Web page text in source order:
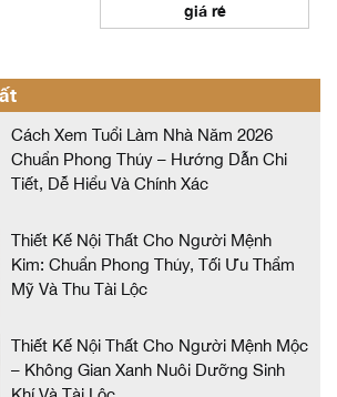
giá rẻ
Cách Xem Tuổi Làm Nhà Năm 2026
Chuẩn Phong Thủy – Hướng Dẫn Chi
Tiết, Dễ Hiểu Và Chính Xác
Thiết Kế Nội Thất Cho Người Mệnh
Kim: Chuẩn Phong Thủy, Tối Ưu Thẩm
Mỹ Và Thu Tài Lộc
Thiết Kế Nội Thất Cho Người Mệnh Mộc
– Không Gian Xanh Nuôi Dưỡng Sinh